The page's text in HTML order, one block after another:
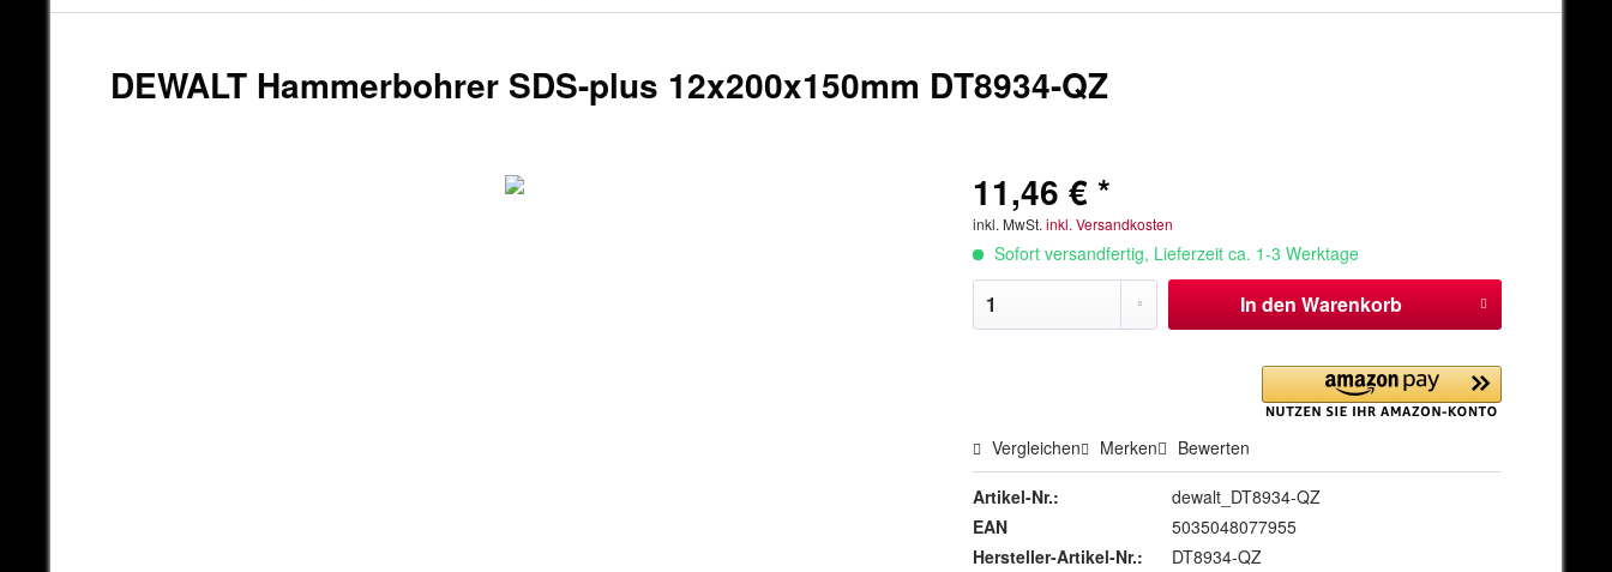
DEWALT Hammerbohrer SDS-plus 12x200x150mm DT8934-QZ
11,46 € *
inkl. MwSt.inkl. Versandkosten
Sofort versandfertig, Lieferzeit ca. 1-3 Werktage
In den Warenkorb
Vergleichen Merken Bewerten
Artikel-Nr.:
dewalt_DT8934-QZ
EAN
5035048077955
Hersteller-Artikel-Nr.:
DT8934-QZ